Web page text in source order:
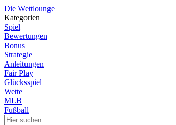
Die Wettlounge
Kategorien
Spiel
Bewertungen
Bonus
Strategie
Anleitungen
Fair Play
Glücksspiel
Wette
MLB
Fußball